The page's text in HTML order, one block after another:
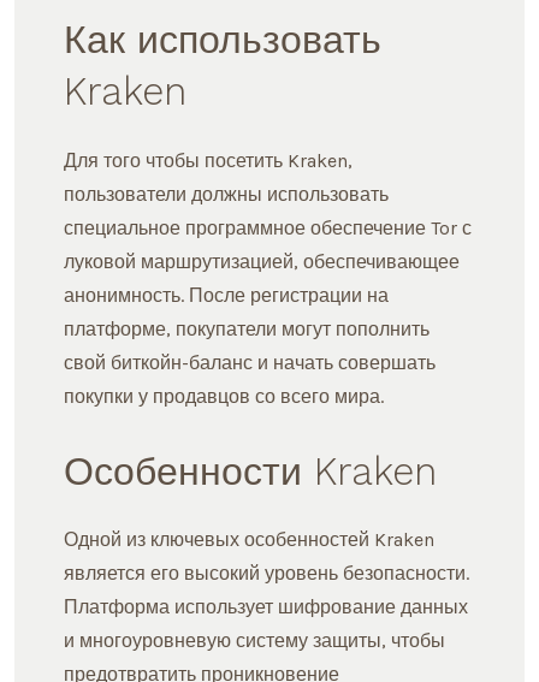
Как использовать
Kraken
Для того чтобы посетить Kraken,
пользователи должны использовать
специальное программное обеспечение Tor с
луковой маршрутизацией, обеспечивающее
анонимность. После регистрации на
платформе, покупатели могут пополнить
свой биткойн-баланс и начать совершать
покупки у продавцов со всего мира.
Особенности Kraken
Одной из ключевых особенностей Kraken
является его высокий уровень безопасности.
Платформа использует шифрование данных
и многоуровневую систему защиты, чтобы
предотвратить проникновение